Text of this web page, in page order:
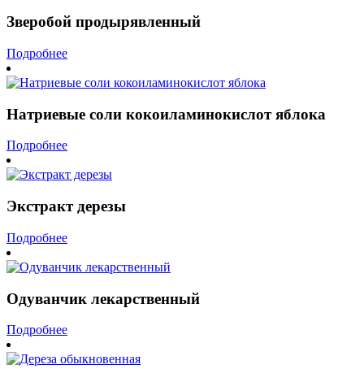
Зверобой продырявленный
Подробнее
Натриевые соли кокоиламинокислот яблока
Подробнее
Экстракт дерезы
Подробнее
Одуванчик лекарственный
Подробнее